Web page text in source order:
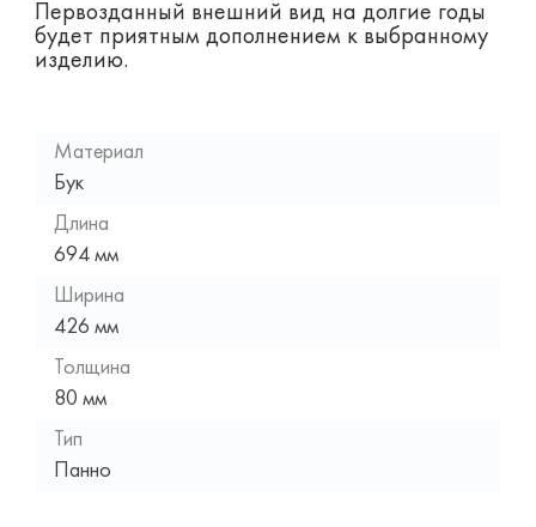
Первозданный внешний вид на долгие годы
будет приятным дополнением к выбранному
изделию.
Материал
Бук
Длина
694 мм
Ширина
426 мм
Толщина
80 мм
Тип
Панно